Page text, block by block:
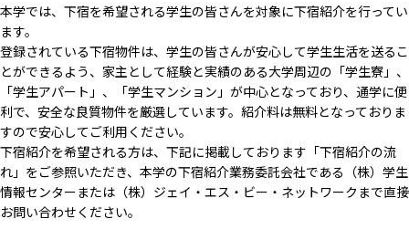
本学では、下宿を希望される学生の皆さんを対象に下宿紹介を行ってい
ます。
登録されている下宿物件は、学生の皆さんが安心して学生生活を送るこ
とができるよう、家主として経験と実績のある大学周辺の「学生寮」、
「学生アパート」、「学生マンション」が中心となっており、通学に便
利で、安全な良質物件を厳選しています。紹介料は無料となっておりま
すので安心してご利用ください。
下宿紹介を希望される方は、下記に掲載しております「下宿紹介の流
れ」をご参照いただき、本学の下宿紹介業務委託会社である（株）学生
情報センターまたは（株）ジェイ・エス・ビー・ネットワークまで直接
お問い合わせください。